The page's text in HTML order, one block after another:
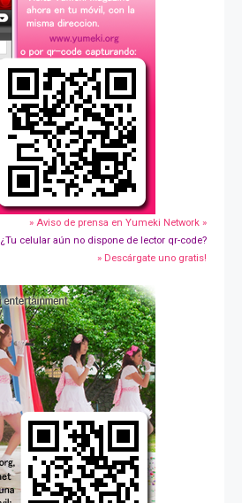
» Aviso de prensa en Yumeki Network »
¿Tu celular aún no dispone de lector qr-code?
» Descárgate uno gratis!